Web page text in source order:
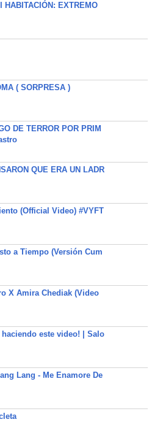
HABITACIÓN: EXTREMO
( SORPRESA )
DE TERROR POR PRIM
QUE ERA UN LADR
(Official Video) #VYFT
a Tiempo (Versión Cum
X Amira Chediak (Video
haciendo este video! | Salo
Lang - Me Enamore De